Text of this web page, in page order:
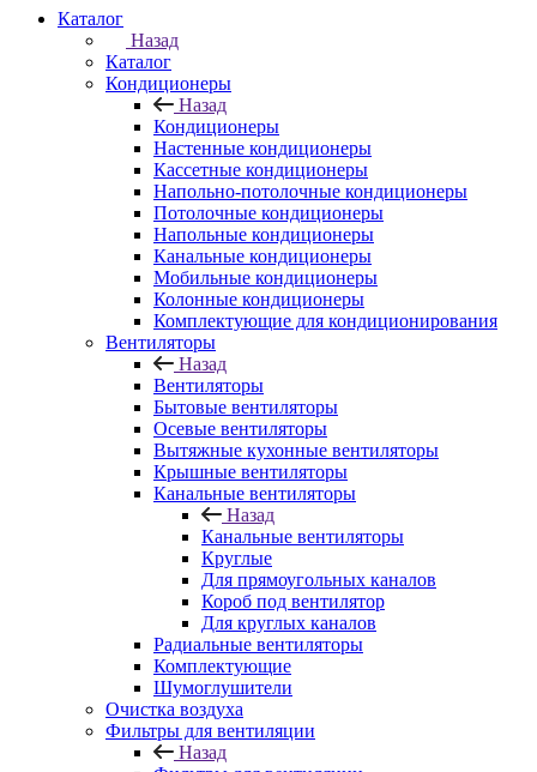
Каталог
Назад
Каталог
Кондиционеры
Назад
Кондиционеры
Настенные кондиционеры
Кассетные кондиционеры
Напольно-потолочные кондиционеры
Потолочные кондиционеры
Напольные кондиционеры
Канальные кондиционеры
Мобильные кондиционеры
Колонные кондиционеры
Комплектующие для кондиционирования
Вентиляторы
Назад
Вентиляторы
Бытовые вентиляторы
Осевые вентиляторы
Вытяжные кухонные вентиляторы
Крышные вентиляторы
Канальные вентиляторы
Назад
Канальные вентиляторы
Круглые
Для прямоугольных каналов
Короб под вентилятор
Для круглых каналов
Радиальные вентиляторы
Комплектующие
Шумоглушители
Очистка воздуха
Фильтры для вентиляции
Назад